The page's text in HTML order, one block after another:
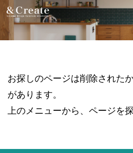
お探しのページは削除された
があります。
上のメニューから、ページを